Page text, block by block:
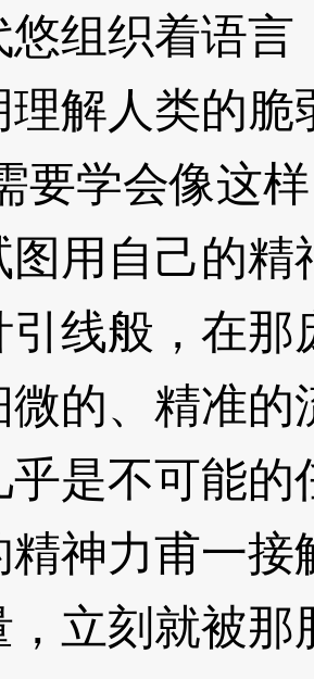
织着语言
理解人类的脆
学会像这
自己的精
引线般，在
微的、精准的
不可能的
力甫一接
，立刻就被